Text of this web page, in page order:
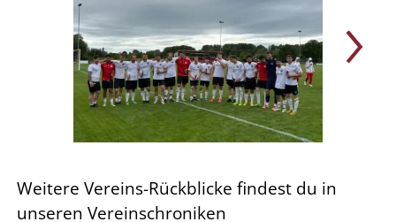
Weitere Vereins-Rückblicke findest du in
unseren Vereinschroniken